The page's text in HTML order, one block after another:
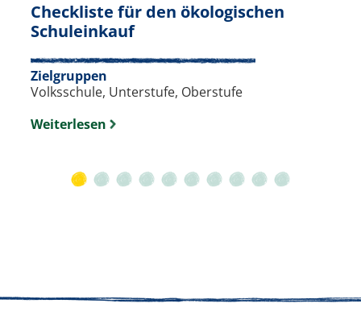
Thema Nachhaltiger Konsum. Slide 9 von
Checkliste für den ökologischen
Schuleinkauf. Checkliste zum Thema
Zielgruppen
Volksschule, Unterstufe, Oberstufe
Weiterlesen